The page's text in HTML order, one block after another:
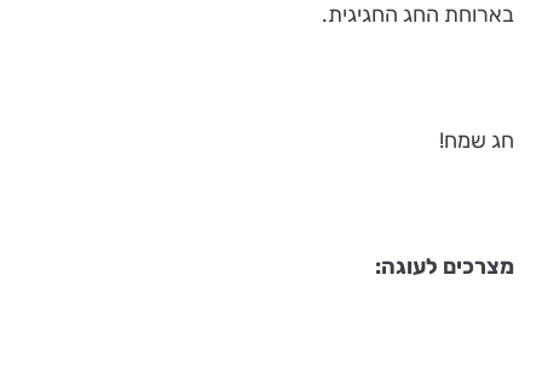
בארוחת החג החגיגית.
חג שמח!
מצרכים לעוגה: